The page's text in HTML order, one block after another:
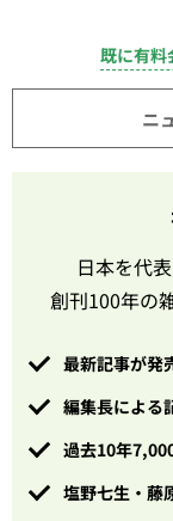
既に有料
ニ
日本を代
創刊100年の
最新記事が発
編集長による
過去10年
塩野七生・藤